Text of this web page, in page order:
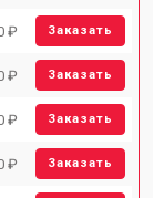
₽ Заказать
₽ Заказать
₽ Заказать
₽ Заказать